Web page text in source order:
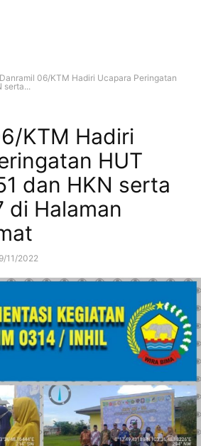
Danramil 06/KTM Hadiri Ucapara Peringatan
serta...
KTM Hadiri
HUT
dan HKN serta
di Halaman
11/2022